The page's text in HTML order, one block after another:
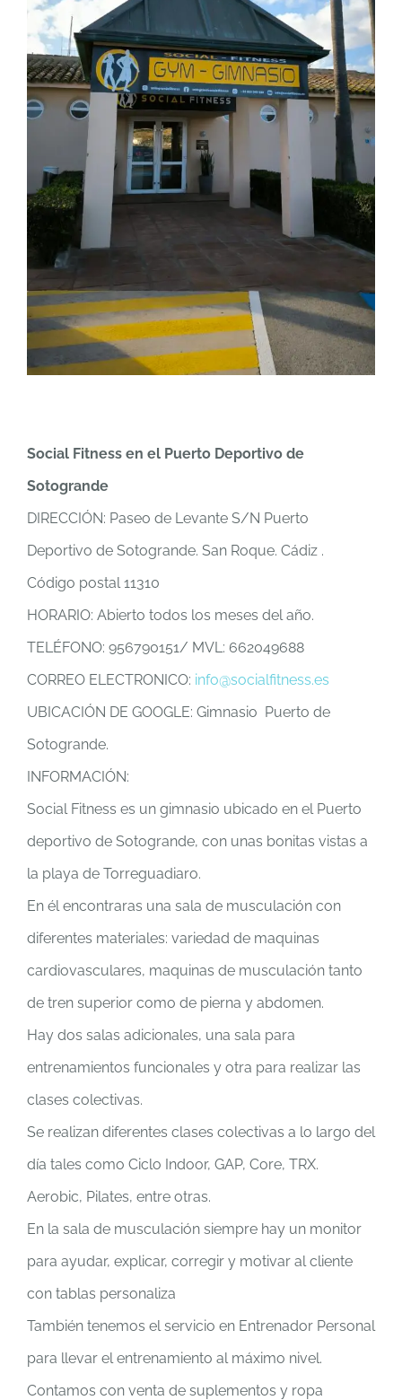
Social Fitness en el Puerto Deportivo de
Sotogrande
DIRECCIÓN: Paseo de Levante S/N Puerto
Deportivo de Sotogrande. San Roque. Cádiz .
Código postal 11310
HORARIO: Abierto todos los meses del año.
TELÉFONO: 956790151/ MVL: 662049688
CORREO ELECTRONICO: info@socialfitness.es
UBICACIÓN DE GOOGLE: Gimnasio Puerto de
Sotogrande.
INFORMACIÓN:
Social Fitness es un gimnasio ubicado en el Puerto
deportivo de Sotogrande, con unas bonitas vistas a
la playa de Torreguadiaro.
En él encontraras una sala de musculación con
diferentes materiales: variedad de maquinas
cardiovasculares, maquinas de musculación tanto
de tren superior como de pierna y abdomen.
Hay dos salas adicionales, una sala para
entrenamientos funcionales y otra para realizar las
clases colectivas.
Se realizan diferentes clases colectivas a lo largo del
día tales como Ciclo Indoor, GAP, Core, TRX.
Aerobic, Pilates, entre otras.
En la sala de musculación siempre hay un monitor
para ayudar, explicar, corregir y motivar al cliente
con tablas personaliza
También tenemos el servicio en Entrenador Personal
para llevar el entrenamiento al máximo nivel.
Contamos con venta de suplementos y ropa